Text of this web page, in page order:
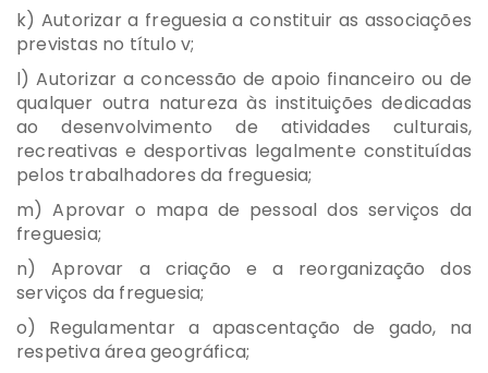
k) Autorizar a freguesia a constituir as associações
previstas no título v;
l) Autorizar a concessão de apoio financeiro ou de
qualquer outra natureza às instituições dedicadas
ao desenvolvimento de atividades culturais,
recreativas e desportivas legalmente constituídas
pelos trabalhadores da freguesia;
m) Aprovar o mapa de pessoal dos serviços da
freguesia;
n) Aprovar a criação e a reorganização dos
serviços da freguesia;
o) Regulamentar a apascentação de gado, na
respetiva área geográfica;